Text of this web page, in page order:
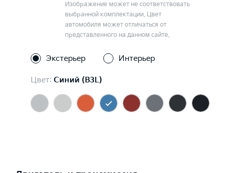
Изображение может не соответствовать
выбранной комплектации. Цвет
автомобиля может отличаться от
представленного на данном сайте.
Экстерьер Интерьер
Цвет: Синий (B3L)